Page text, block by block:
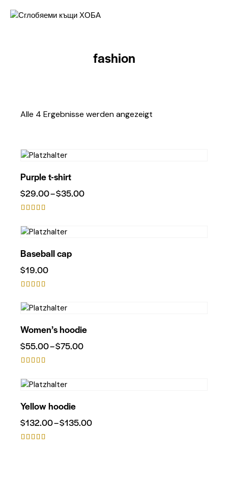
fashion
Alle 4 Ergebnisse werden angezeigt
Purple t-shirt
$29.00–$35.00
t mit
4.00
Baseball cap
$19.00
mit
5.00
Women’s hoodie
$55.00–$75.00
mit
5.00
Yellow hoodie
$132.00–$135.00